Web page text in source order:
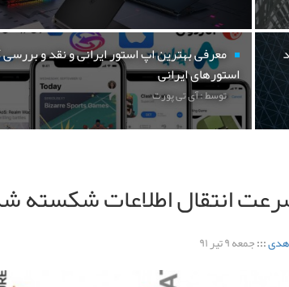
معرفی بهترین اپ استور ایرانی و نقد و
استورهای ایرانی
توسط : آی تی پورت
انتقال اطلاعات شکسته
:::جمعه ۹ تیر ۹۱